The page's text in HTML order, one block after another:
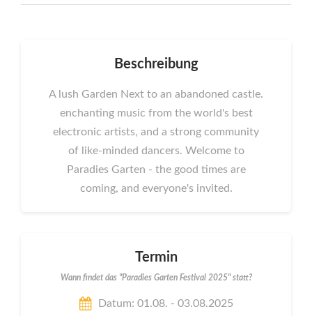
Beschreibung
A lush Garden Next to an abandoned castle.
enchanting music from the world's best
electronic artists, and a strong community
of like-minded dancers. Welcome to
Paradies Garten - the good times are
coming, and everyone's invited.
Termin
Wann findet das "Paradies Garten Festival 2025" statt?
Datum: 01.08. - 03.08.2025